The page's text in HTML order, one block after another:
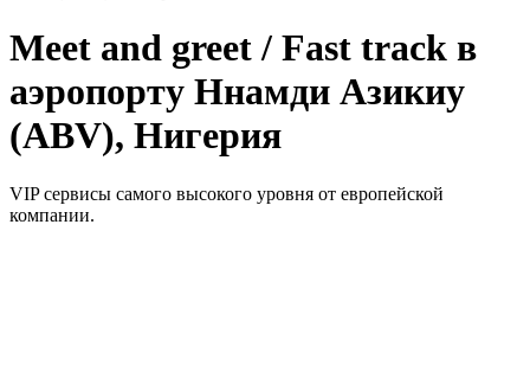
Meet and greet / Fast track в
аэропорту Ннамди Азикиу
(ABV), Нигерия
VIP сервисы самого высокого уровня от европейской
компании.